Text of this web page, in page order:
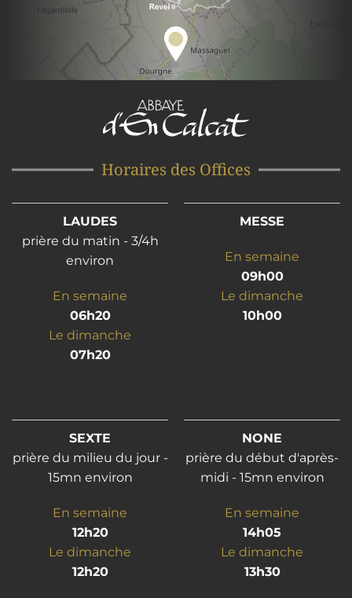
Horaires des Offices
LAUDES
prière du matin - 3/4h
environ
En semaine
06h20
Le dimanche
07h20
MESSE
En semaine
09h00
Le dimanche
10h00
SEXTE
prière du milieu du jour -
15mn environ
En semaine
12h20
Le dimanche
12h20
NONE
prière du début d'après-
midi - 15mn environ
En semaine
14h05
Le dimanche
13h30